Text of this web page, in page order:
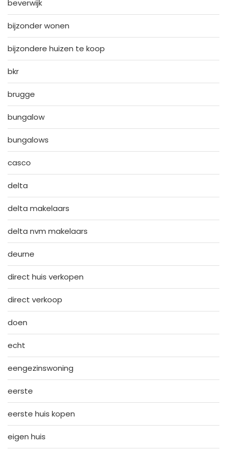
beverwijk
bijzonder wonen
bijzondere huizen te koop
bkr
brugge
bungalow
bungalows
casco
delta
delta makelaars
delta nvm makelaars
deurne
direct huis verkopen
direct verkoop
doen
echt
eengezinswoning
eerste
eerste huis kopen
eigen huis